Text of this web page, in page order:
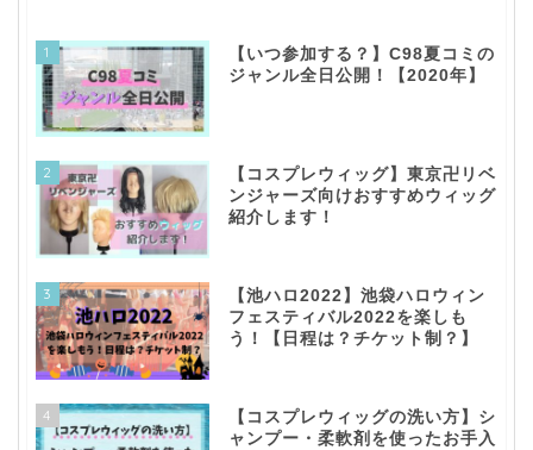
1
【いつ参加する？】C98夏コミの
ジャンル全日公開！【2020年】
2
【コスプレウィッグ】東京卍リベ
ンジャーズ向けおすすめウィッグ
紹介します！
3
【池ハロ2022】池袋ハロウィン
フェスティバル2022を楽しも
う！【日程は？チケット制？】
4
【コスプレウィッグの洗い方】シ
ャンプー・柔軟剤を使ったお手入